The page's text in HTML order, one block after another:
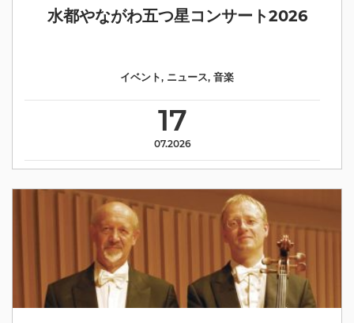
水都やながわ五つ星コンサート2026
17
07.2026
イベント, ニュース, 音楽